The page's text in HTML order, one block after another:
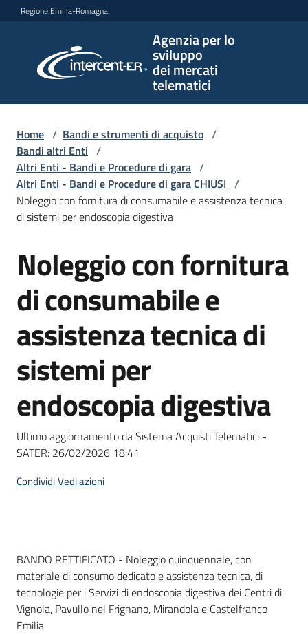
Vai al contenuto
Vai alla navigazione
Vai al footer
Regione Emilia-Romagna
Agenzia per lo
sviluppo
dei mercati
telematici
per lo
sviluppo
telematici
L'Agenzia
Bandi
e
di
Supporto
telematiche
site
Seguici
Home / Bandi e strumenti di acquisto /
Bandi altri Enti /
Altri Enti - Bandi e Procedure di gara /
Altri Enti - Bandi e Procedure di gara CHIUSI /
Noleggio con fornitura di consumabile e assistenza tecnica
di sistemi per endoscopia digestiva
Salta al contenuto
Noleggio con fornitura
di consumabile e
assistenza tecnica di
sistemi per
endoscopia digestiva
Ultimo aggiornamento da Sistema Acquisti Telematici -
SATER: 26/02/2026 18:41
CondividiVedi azioni
Dati del bando
BANDO RETTIFICATO - Noleggio quinquennale, con
materiale di consumo dedicato e assistenza tecnica, di
tecnologie per i Servizi di endoscopia digestiva dei Centri di
Vignola, Pavullo nel Frignano, Mirandola e Castelfranco
Emilia